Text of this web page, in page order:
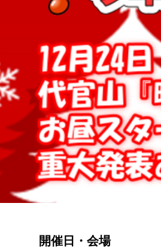
開催日・会場